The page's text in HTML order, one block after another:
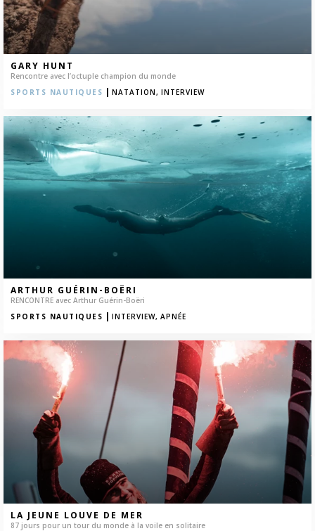
GARY HUNT
Rencontre avec l’octuple champion du monde
SPORTS NAUTIQUES | NATATION, INTERVIEW
ARTHUR GUÉRIN-BOËRI
RENCONTRE avec Arthur Guérin-Boëri
SPORTS NAUTIQUES | INTERVIEW, APNÉE
LA JEUNE LOUVE DE MER
87 jours pour un tour du monde à la voile en solitaire